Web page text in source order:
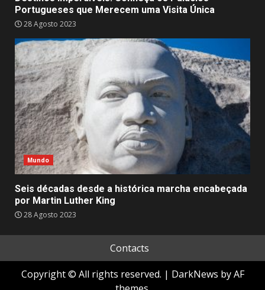
Portugueses que Merecem uma Visita Única
28 Agosto 2023
Mundo
Seis décadas desde a histórica marcha encabeçada
por Martin Luther King
28 Agosto 2023
Contacts
Copyright © All rights reserved. | DarkNews by AF